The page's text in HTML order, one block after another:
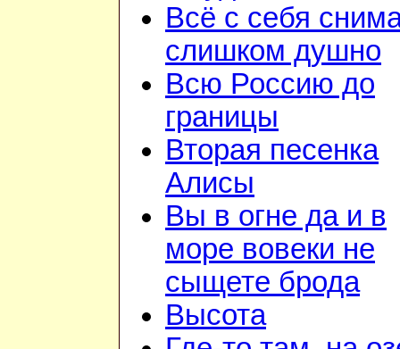
Всё с себя
слишком душно
Всю Россию до
границы
Вторая песенка
Алисы
Вы в огне да и в
море вовеки не
сыщете брода
Высота